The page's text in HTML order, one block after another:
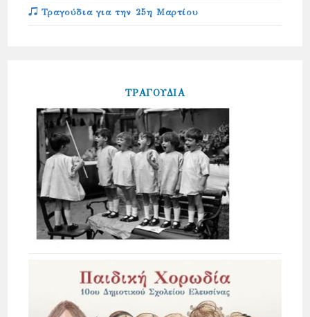
Τραγούδια για την 25η Μαρτίου
ΤΡΑΓΟΥΔΙΑ